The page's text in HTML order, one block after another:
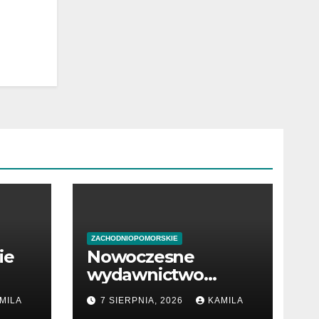
ZACHODNIOPOMORSKIE
Nowoczesne
wydawnictwo
internetowe z
książkami
7 SIERPNIA, 2026 KAMILA